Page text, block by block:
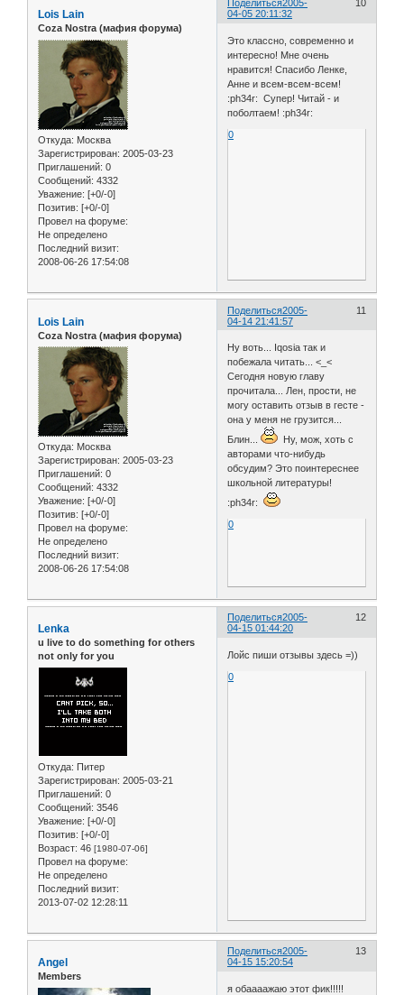
Поделиться 10
2005-
04-05 20:11:32
Lois Lain
Coza Nostra (мафия форума)
Откуда: Москва
Зарегистрирован: 2005-03-23
Приглашений: 0
Сообщений: 4332
Уважение: [+0/-0]
Позитив: [+0/-0]
Провел на форуме:
Не определено
Последний визит:
2008-06-26 17:54:08
Это классно, современно и
интересно! Мне очень
нравится! Спасибо Ленке,
Анне и всем-всем-всем!
:ph34r: Супер! Читай - и
поболтаем! :ph34r:
0
Поделиться 11
2005-
04-14 21:41:57
Lois Lain
Coza Nostra (мафия форума)
Откуда: Москва
Зарегистрирован: 2005-03-23
Приглашений: 0
Сообщений: 4332
Уважение: [+0/-0]
Позитив: [+0/-0]
Провел на форуме:
Не определено
Последний визит:
2008-06-26 17:54:08
Ну воть... Iqosia так и
побежала читать... <_<
Сегодня новую главу
прочитала... Лен, прости, не
могу оставить отзыв в гесте -
она у меня не грузится...
Блин...
Ну, мож, хоть с
авторами что-нибудь
обсудим? Это поинтереснее
школьной литературы!
:ph34r:
0
Поделиться 12
2005-
04-15 01:44:20
Lenka
u live to do something for others
not only for you
Откуда: Питер
Зарегистрирован: 2005-03-21
Приглашений: 0
Сообщений: 3546
Уважение: [+0/-0]
Позитив: [+0/-0]
Возраст: 46 [1980-07-06]
Провел на форуме:
Не определено
Последний визит:
2013-07-02 12:28:11
Лойс пиши отзывы здесь =))
0
Поделиться 13
2005-
04-15 15:20:54
Angel
Members
я обаааажаю этот фик!!!!!